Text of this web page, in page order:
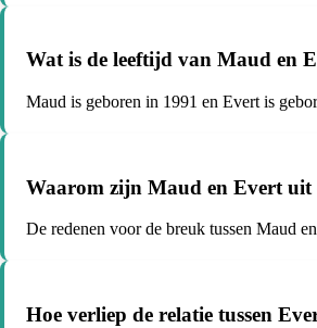
Wat is de leeftijd van Maud en
Maud is geboren in 1991 en Evert is
Waarom zijn Maud en Evert uit
De redenen voor de breuk tussen Maud
Hoe verliep de relatie tussen